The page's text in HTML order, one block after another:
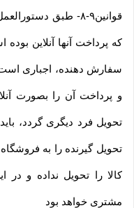
قوانین۹-۸- طبق
که پرداخت آنها آنلاین
سفارش دهنده، اجباری
و پرداخت آن را بصورت
تحویل فرد دیگری گردد،
تحویل گیرنده را به
کالا را تحویل نداده و در
مشتری خواهد بود